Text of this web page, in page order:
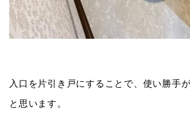
入口を片引き戸にすることで、使い勝手
と思います。